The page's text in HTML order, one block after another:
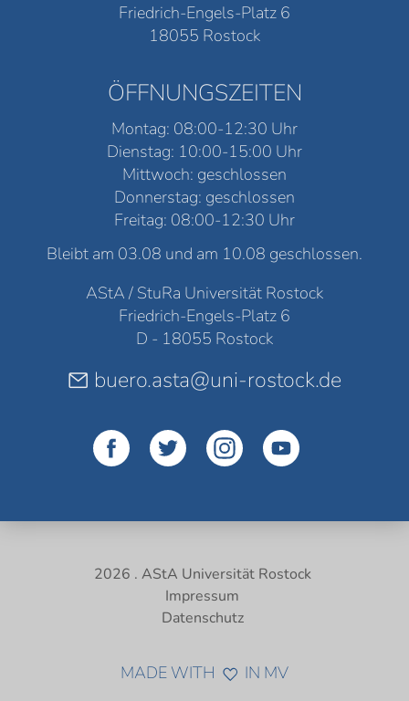
Friedrich-Engels-Platz 6
18055 Rostock
ÖFFNUNGSZEITEN
Montag: 08:00-12:30 Uhr
Dienstag: 10:00-15:00 Uhr
Mittwoch: geschlossen
Donnerstag: geschlossen
Freitag: 08:00-12:30 Uhr
Bleibt am 03.08 und am 10.08 geschlossen.
AStA / StuRa Universität Rostock
Friedrich-Engels-Platz 6
D - 18055 Rostock
buero.asta@uni-rostock.de
2026 . AStA Universität Rostock
Impressum
Datenschutz
MADE WITH IN MV